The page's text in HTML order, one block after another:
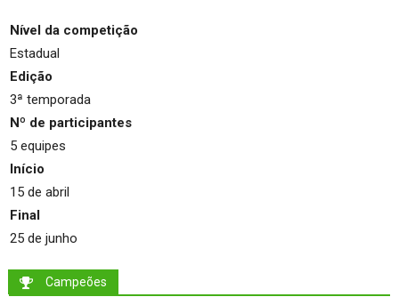
Nível da competição
Estadual
Edição
3ª temporada
Nº de participantes
5 equipes
Início
15 de abril
Final
25 de junho
Campeões